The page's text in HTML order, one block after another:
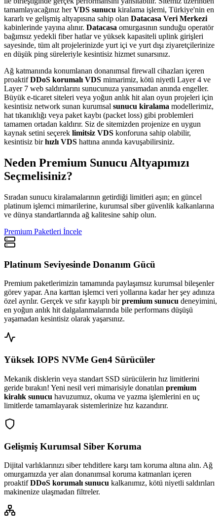
tamamlayacağınız herVDS sunucu kiralama işlemi, Türkiye'nin en
kararlı ve gelişmiş altyapısına sahip olan Datacasa Veri Merkezi
kabinlerinde yayına alınır. Datacasa omurgasının sunduğu operatör
bağımsız yedekli fiber hatlar ve yüksek kapasiteli uplink girişleri
sayesinde, tüm alt projelerinizde yurt içi ve yurt dışı ziyaretçilerinize
en düşük ping süreleriyle kesintisiz hizmet sunarsınız.
Ağ katmanında konumlanan donanımsal firewall cihazları içeren
proaktifDDoS korumalı VDS mimarimiz, kötü niyetli Layer 4 ve
Layer 7 web saldırılarını sunucunuza yansımadan anında engeller.
Büyük e-ticaret siteleri veya yoğun anlık hit alan oyun projeleri için
kesintisiz network sunan kurumsal sunucu kiralama modellerimiz,
hat tıkanıklığı veya paket kaybı (packet loss) gibi problemleri
tamamen ortadan kaldırır. Siz de sitemizden projenize en uygun
kaynak setini seçerek limitsiz VDS konforuna sahip olabilir,
kesintisiz birhızlı VDS hattına anında kavuşabilirsiniz.
Neden Premium Sunucu Altyapımızı
Seçmelisiniz?
Sıradan sunucu kiralamalarının getirdiği limitleri aşın; en güncel
platinum işlemci mimarilerine, kurumsal siber güvenlik kalkanlarına
ve dünya standartlarında ağ kalitesine sahip olun.
Premium Paketleri İncele
Platinum Seviyesinde Donanım Gücü
Premium paketlerimizin tamamında paylaşımsız kurumsal bileşenler
görev yapar. Ana karttan işlemci veri yollarına kadar her şey adınıza
özel ayrılır. Gerçek ve sıfır kayıplı birpremium sunucu deneyimini,
en yoğun anlık hit dalgalanmalarında bile performans düşüşü
yaşamadan kesintisiz olarak yaşarsınız.
Yüksek IOPS NVMe Gen4 Sürücüler
Mekanik disklerin veya standart SSD sürücülerin hız limitlerini
geride bırakın! Yeni nesil veri mimarisiyle donatılan premium
kiralık sunucu havuzumuz, okuma ve yazma işlemlerini en uç
limitlerde tamamlayarak sistemlerinize hız kazandırır.
Gelişmiş Kurumsal Siber Koruma
Dijital varlıklarınızı siber tehditlere karşı tam koruma altına alın. Ağ
omurgamızda yer alan donanımsal koruma katmanları içeren
proaktifDDoS korumalı sunucu kalkanımız, kötü niyetli saldırıları
makinenize ulaşmadan filtreler.